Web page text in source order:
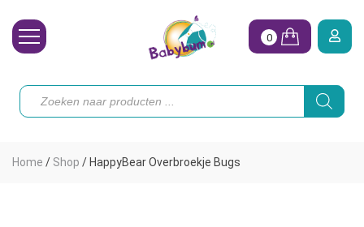
Toebehoren
0
Producten
zoeken
Home / Shop / HappyBear Overbroekje Bugs